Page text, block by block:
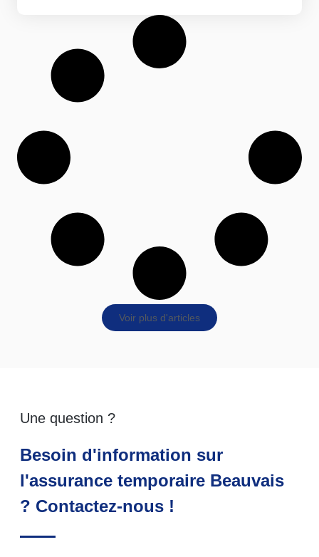
Voir plus d'articles
Une question ?
Besoin d'information sur
l'assurance temporaire Beauvais
? Contactez-nous !